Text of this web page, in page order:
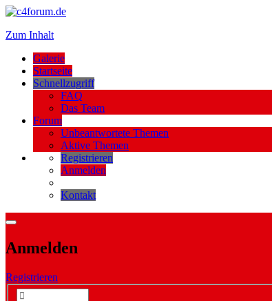
Zum Inhalt
Galerie
Startseite
Schnellzugriff
FAQ
Das Team
Forum
Unbeantwortete Themen
Aktive Themen
Registrieren
Anmelden
Kontakt
Anmelden
Registrieren